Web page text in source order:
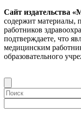
Сайт издательства
содержит материалы,
работников
подтверждаете, что
медицинским
образовательного